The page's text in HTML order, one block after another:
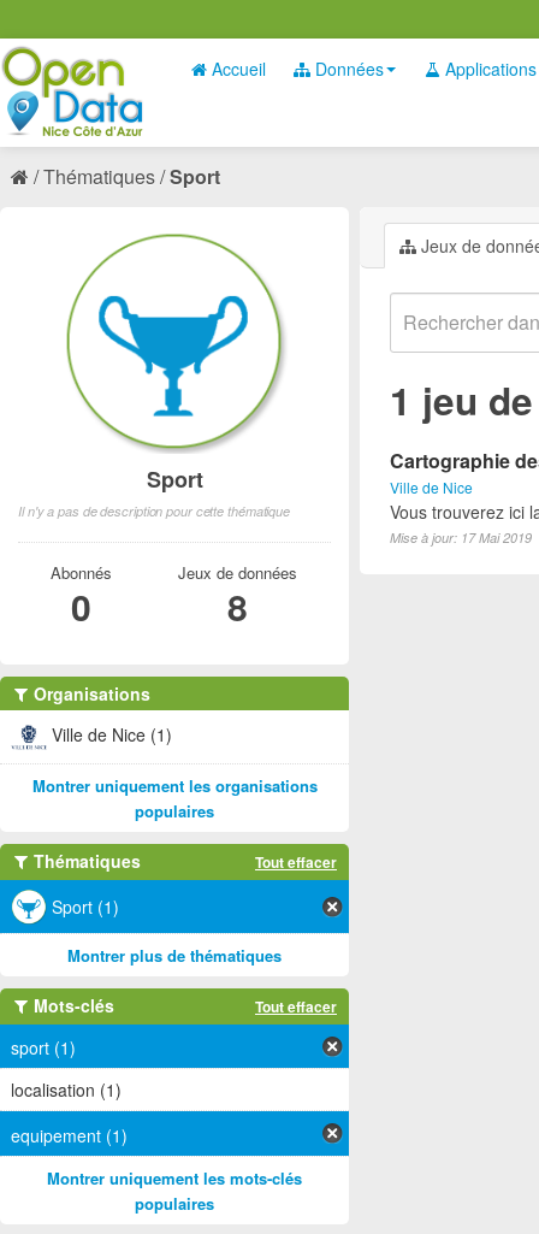
Accueil Données Applications
Thématiques Sport
Jeux de
1 jeu
Cartographie
Ville de Nice
Vous trouverez ici
Mise à jour: 17 Mai 2019
Sport
Il n'y a pas de description pour cette thématique
Abonnés
0
Jeux de données
8
Organisations
Ville de Nice (1)
Montrer uniquement les organisations
populaires
Thématiques Tout effacer
Sport (1)
Montrer plus de thématiques
Mots-clés Tout effacer
sport (1)
localisation (1)
equipement (1)
Montrer uniquement les mots-clés
populaires